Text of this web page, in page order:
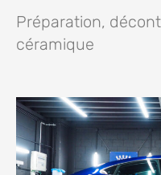
Préparation,
céramique